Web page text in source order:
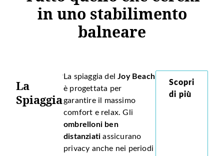
in uno stabilimento
balneare
La
Spiaggia
La spiaggia delJoy Beach
è progettata per
garantire il massimo
comfort e relax. Gli
ombrelloni ben
distanziati assicurano
privacy anche nei periodi
Scopri
di più